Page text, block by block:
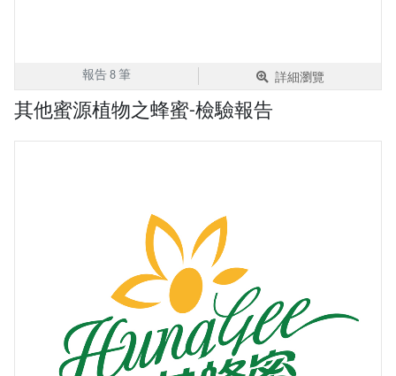
報告 8 筆 詳細瀏覽
其他蜜源植物之蜂蜜-檢驗報告